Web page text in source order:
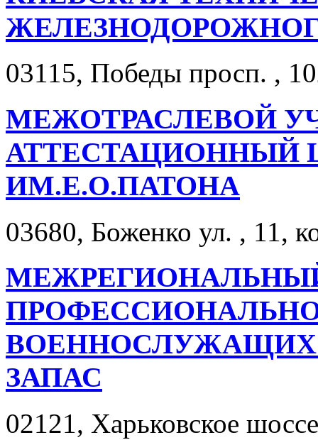
03115, Победы просп. ,
МЕЖОТРАСЛЕВОЙ
АТТЕСТАЦИОННЫЙ
ИМ.Е.О.ПАТОНА
03680, Боженко ул. , 11,
ЗАПАС
02121, Харьковское